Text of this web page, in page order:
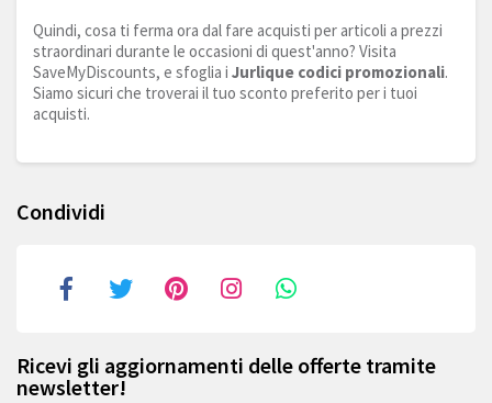
Quindi, cosa ti ferma ora dal fare acquisti per articoli a prezzi
straordinari durante le occasioni di quest'anno? Visita
SaveMyDiscounts, e sfoglia i Jurlique codici promozionali.
Siamo sicuri che troverai il tuo sconto preferito per i tuoi
acquisti.
Condividi
Ricevi gli aggiornamenti delle offerte tramite
newsletter!